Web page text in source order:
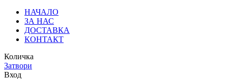
НАЧАЛО
ЗА НАС
ДОСТАВКА
КОНТАКТ
Количка
Затвори
Вход